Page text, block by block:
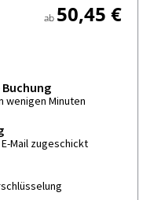
ab 50,45 €
wenigen Minuten
Mail zugeschickt